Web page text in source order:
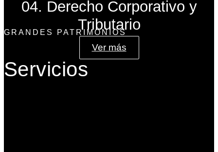
04. Derecho Corporativo y
Tributario
Ver más
GRANDES PATRIMONIOS
Servicios